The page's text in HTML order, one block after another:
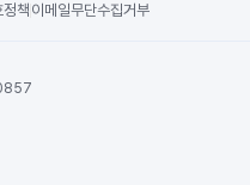
책 이메일무단수집거부